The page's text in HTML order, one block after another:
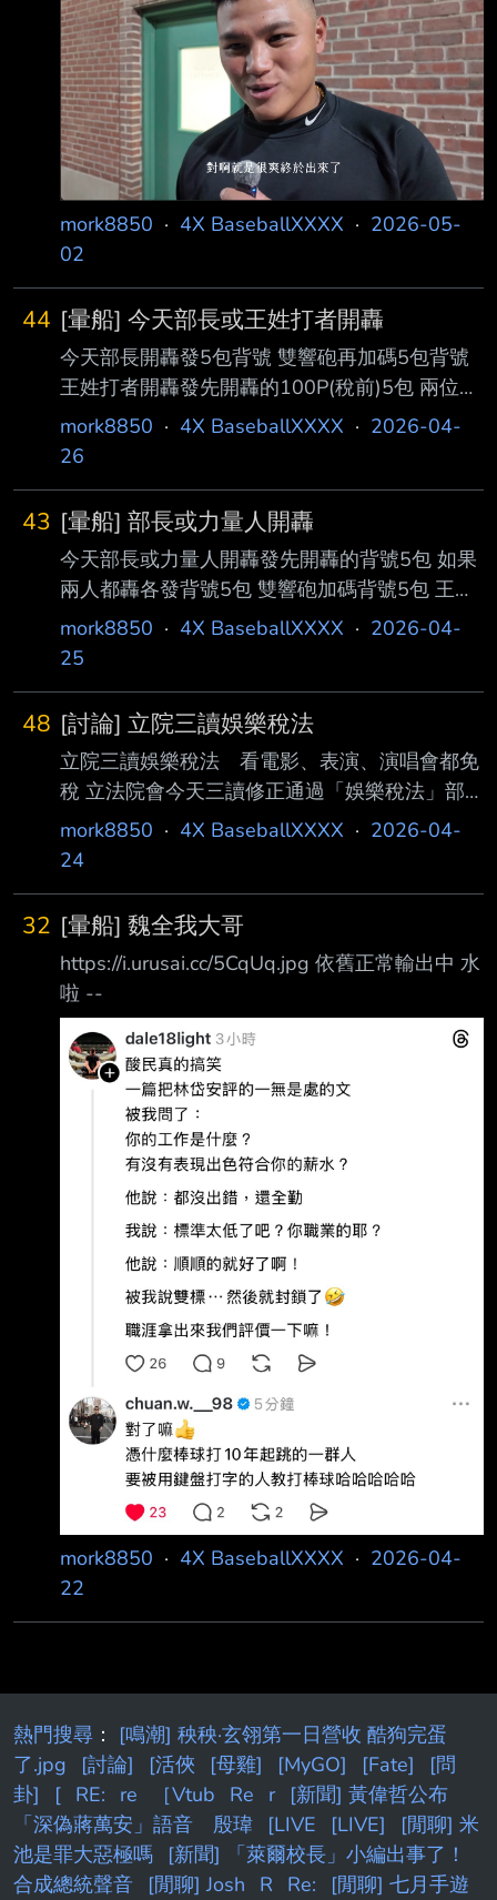
mork8850 · 4X BaseballXXXX · 2026-05-
02
44 [暈船] 今天部長或王姓打者開轟
今天部長開轟發5包背號 雙響砲再加碼5包背號
王姓打者開轟發先開轟的100P(稅前)5包 兩位王
姓打者都開轟加碼100P(稅前)5包 雙響砲再加碼
100P(稅前)5包 推文請推邦邦洲際放煙火 --
mork8850 · 4X BaseballXXXX · 2026-04-
26
43 [暈船] 部長或力量人開轟
今天部長或力量人開轟發先開轟的背號5包 如果
兩人都轟各發背號5包 雙響砲加碼背號5包 王姓
打者開轟100P(稅前)5包 兩位王姓打者開轟加碼
100P(稅前)5包 讓洲際放煙火吧我邦!!!!! --
mork8850 · 4X BaseballXXXX · 2026-04-
25
48 [討論] 立院三讀娛樂稅法
立院三讀娛樂稅法 看電影、表演、演唱會都免
稅 立法院會今天三讀修正通過「娛樂稅法」部
分條文，刪除，以及 各種競技比賽的娛樂稅。
所以電影票會降價嗎? I don't think so. --
mork8850 · 4X BaseballXXXX · 2026-04-
24
32 [暈船] 魏全我大哥
https://i.urusai.cc/5CqUq.jpg 依舊正常輸出中 水
啦 --
mork8850 · 4X BaseballXXXX · 2026-04-
22
熱門搜尋 ： [鳴潮] 秧秧·玄翎第一日營收 酷狗完蛋
了.jpg
[討論] [活俠 [母雞] [MyGO] [Fate]
[問
卦]
[ RE: re ［Vtub Re r
[新聞] 黃偉哲公布
「深偽蔣萬安」語音 殷瑋
[LIVE [LIVE]
[閒聊] 米
池是罪大惡極嗎
[新聞] 「萊爾校長」小編出事了！
合成總統聲音
[閒聊] Josh R Re:
[閒聊] 七月手遊